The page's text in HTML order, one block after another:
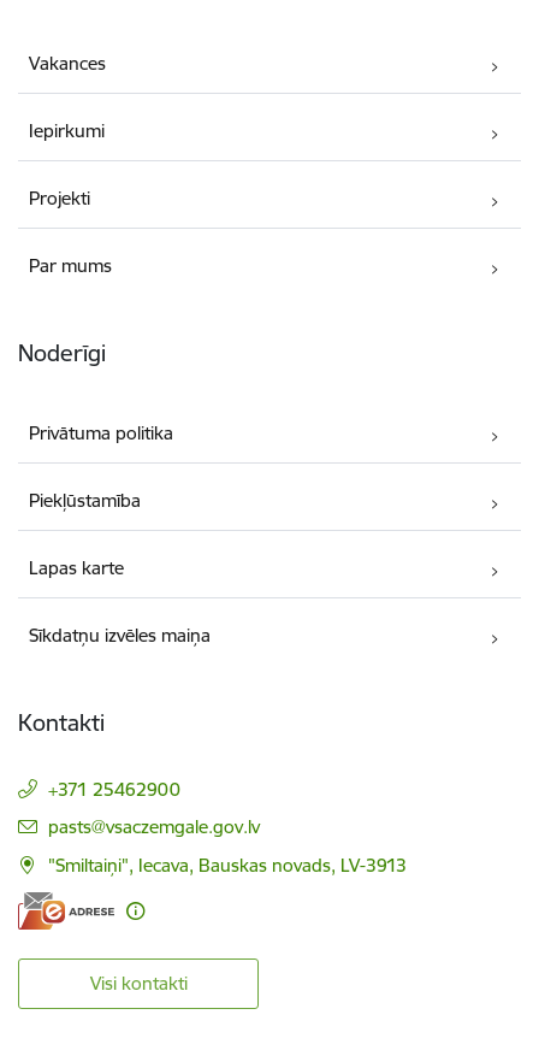
Vakances
Iepirkumi
Projekti
Par mums
Noderīgi
Privātuma politika
Piekļūstamība
Lapas karte
Sīkdatņu izvēles maiņa
Kontakti
+371 25462900
E-pasts:
pasts@vsaczemgale.gov.lv
"Smiltaiņi", Iecava, Bauskas novads, LV-3913
Visi kontakti